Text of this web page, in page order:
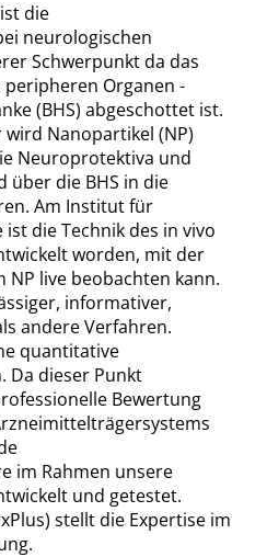
die
neurologischen
Schwerpunkt da das
peripheren Organen -
(BHS) abgeschottet ist.
Nanopartikel (NP)
Neuroprotektiva und
über die BHS in die
Am Institut für
die Technik des in vivo
worden, mit der
NP live beobachten kann.
informativer,
andere Verfahren.
quantitative
Da dieser Punkt
Bewertung
im Rahmen unsere
und getestet.
stellt die Expertise im